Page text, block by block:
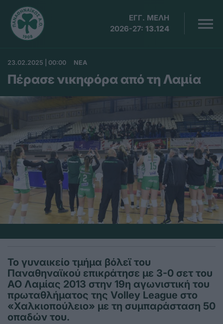
ΕΓΓ. ΜΕΛΗ
2026-27: 13.124
23.02.2025 | 00:00 ΝΕΑ
Πέρασε νικηφόρα από τη Λαμία
Το γυναικείο τμήμα βόλεϊ του
Παναθηναϊκού επικράτησε με 3-0 σετ του
ΑΟ Λαμίας 2013 στην 19η αγωνιστική του
πρωταθλήματος της Volley League στο
«Χαλκιοπούλειο» με τη συμπαράσταση 50
οπαδών του.